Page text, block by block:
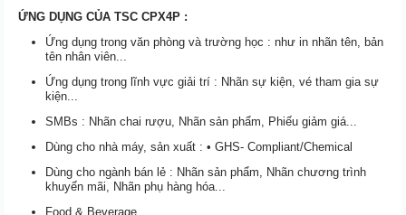
ỨNG DỤNG CỦA TSC CPX4P :
Ứng dụng trong văn phòng và trường học : như in nhãn tên, bản
tên nhân viên...
Ứng dụng trong lĩnh vực giải trí : Nhãn sự kiện, vé tham gia sự
kiện...
SMBs : Nhãn chai rượu, Nhãn sản phẩm, Phiếu giảm giá...
Dùng cho nhà máy, sản xuất : • GHS- Compliant/Chemical
Dùng cho ngành bán lẻ : Nhãn sản phẩm, Nhãn chương trình
khuyến mãi, Nhãn phụ hàng hóa...
Food & Beverage